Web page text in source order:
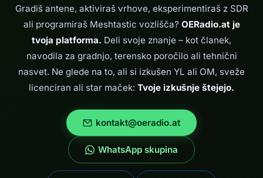
Gradiš antene, aktiviraš vrhove, eksperimentiraš z SDR
ali programiraš Meshtastic vozlišča? OERadio.at je
tvoja platforma. Deli svoje znanje – kot članek,
navodila za gradnjo, terensko poročilo ali tehnični
nasvet. Ne glede na to, ali si izkušen YL ali OM, sveže
licenciran ali star maček: Tvoje izkušnje štejejo.
kontakt@oeradio.at
WhatsApp skupina